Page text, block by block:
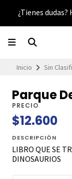
¿Tienes
Inicio Sin
Parque
PRECIO
$12.600
DESCRIPCIÓN
LIBRO QUE SE
DINOSAURIOS